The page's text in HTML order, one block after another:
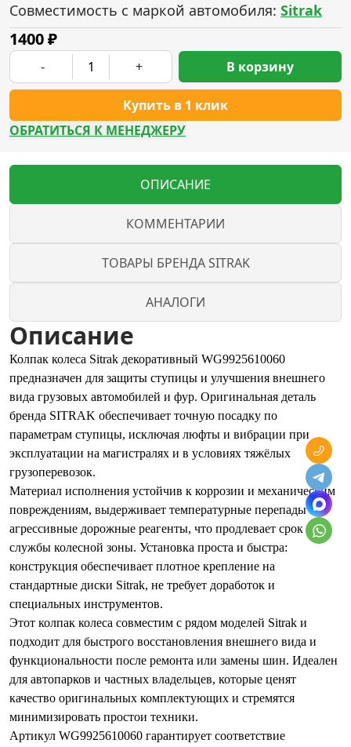
Совместимость с маркой автомобиля: Sitrak
1400₽
- +
Купить в 1 клик
В корзину
ОБРАТИТЬСЯ К МЕНЕДЖЕРУ
ОПИСАНИЕ
КОММЕНТАРИИ
ТОВАРЫ БРЕНДА SITRAK
АНАЛОГИ
Описание
Колпак колеса Sitrak декоративный WG9925610060
предназначен для защиты ступицы и улучшения внешнего
вида грузовых автомобилей и фур. Оригинальная деталь
бренда SITRAK обеспечивает точную посадку по
параметрам ступицы, исключая люфты и вибрации при
эксплуатации на магистралях и в условиях тяжёлых
грузоперевозок.
Материал исполнения устойчив к коррозии и механическим
повреждениям, выдерживает температурные перепады и
агрессивные дорожные реагенты, что продлевает срок
службы колесной зоны. Установка проста и быстра:
конструкция обеспечивает плотное крепление на
стандартные диски Sitrak, не требует доработок и
специальных инструментов.
Этот колпак колеса совместим с рядом моделей Sitrak и
подходит для быстрого восстановления внешнего вида и
функциональности после ремонта или замены шин. Идеален
для автопарков и частных владельцев, которые ценят
качество оригинальных комплектующих и стремятся
минимизировать простои техники.
Артикул WG9925610060 гарантирует соответствие